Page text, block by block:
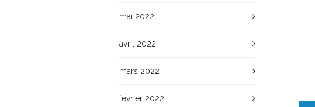
mai 2022
avril 2022
mars 2022
février 2022